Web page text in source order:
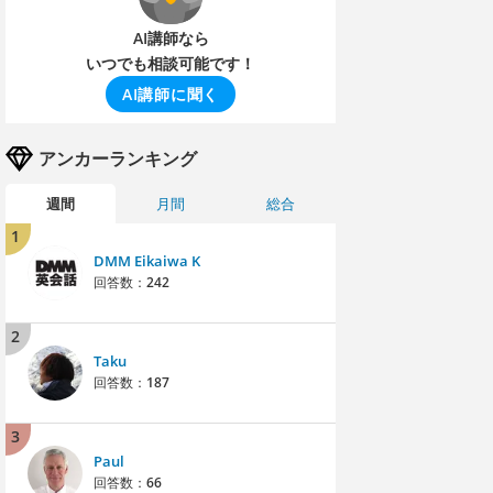
AI講師なら
いつでも相談可能です！
AI講師に聞く
アンカーランキング
週間 月間 総合
1
DMM Eikaiwa K
回答数： 242
2
Taku
回答数： 187
3
Paul
回答数： 66